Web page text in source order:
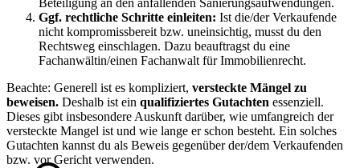
Beteiligung an den anfallenden Sanierungsaufwendungen.
Ggf. rechtliche Schritte einleiten: Ist die/der Verkaufende
nicht kompromissbereit bzw. uneinsichtig, musst du den
Rechtsweg einschlagen. Dazu beauftragst du eine
Fachanwältin/einen Fachanwalt für Immobilienrecht.
Beachte: Generell ist es kompliziert, versteckte Mängel zu
beweisen. Deshalb ist ein qualifiziertes Gutachten essenziell.
Dieses gibt insbesondere Auskunft darüber, wie umfangreich der
versteckte Mangel ist und wie lange er schon besteht. Ein solches
Gutachten kannst du als Beweis gegenüber der/dem Verkaufenden
bzw. vor Gericht verwenden.